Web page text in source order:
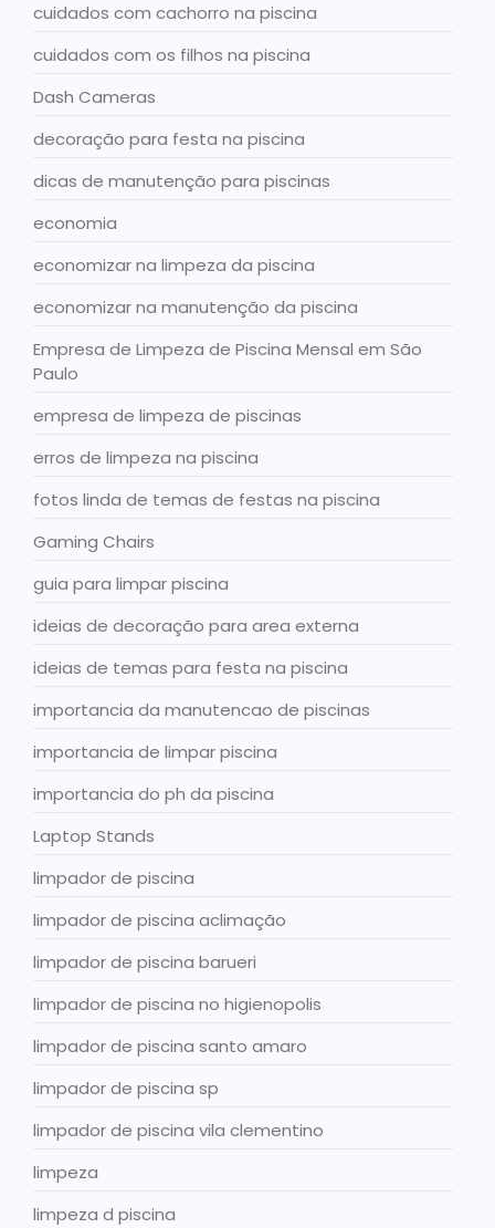
cuidados com cachorro na piscina
cuidados com os filhos na piscina
Dash Cameras
decoração para festa na piscina
dicas de manutenção para piscinas
economia
economizar na limpeza da piscina
economizar na manutenção da piscina
Empresa de Limpeza de Piscina Mensal em São
Paulo
empresa de limpeza de piscinas
erros de limpeza na piscina
fotos linda de temas de festas na piscina
Gaming Chairs
guia para limpar piscina
ideias de decoração para area externa
ideias de temas para festa na piscina
importancia da manutencao de piscinas
importancia de limpar piscina
importancia do ph da piscina
Laptop Stands
limpador de piscina
limpador de piscina aclimação
limpador de piscina barueri
limpador de piscina no higienopolis
limpador de piscina santo amaro
limpador de piscina sp
limpador de piscina vila clementino
limpeza
limpeza d piscina